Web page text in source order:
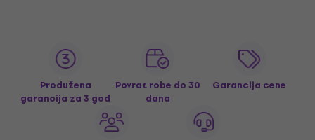
Produžena
garancija za 3 god
Povrat robe do 30
dana
Garancija cene